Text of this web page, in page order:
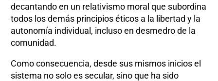
decantando en un relativismo moral que subordina
todos los demás principios éticos a la libertad y la
autonomía individual, incluso en desmedro de la
comunidad.
Como consecuencia, desde sus mismos inicios el
sistema no solo es secular, sino que ha sido